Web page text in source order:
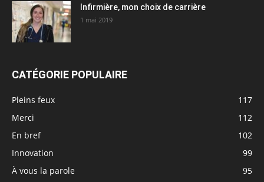
Infirmière, mon choix de carrière
1 mai 2019
CATÉGORIE POPULAIRE
Pleins feux
117
Merci
112
En bref
102
Innovation
99
À vous la parole
95